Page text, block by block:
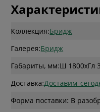
Коллекция:Бридж
Галерея:Бридж
Габариты, мм:Ш 1800xГл
Доставка:
Форма поставки: В